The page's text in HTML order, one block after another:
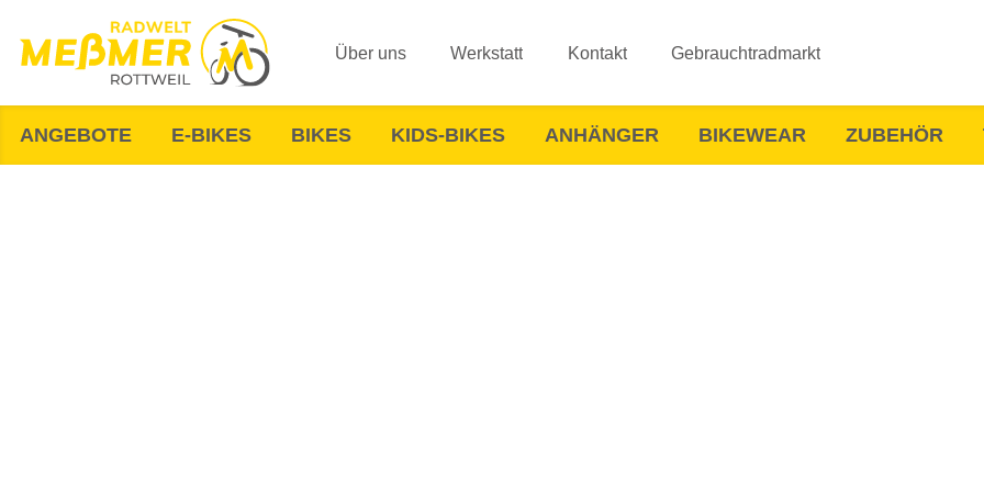
Über uns Werkstatt Kontakt Gebrauchtradmarkt
ANGEBOTE E-BIKES BIKES KIDS-BIKES ANHÄNGER BIKEWEAR ZUBEHÖR